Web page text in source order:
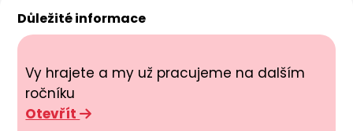
Důležité informace
Vy hrajete a my už pracujeme na dalším
ročníku
Otevřít